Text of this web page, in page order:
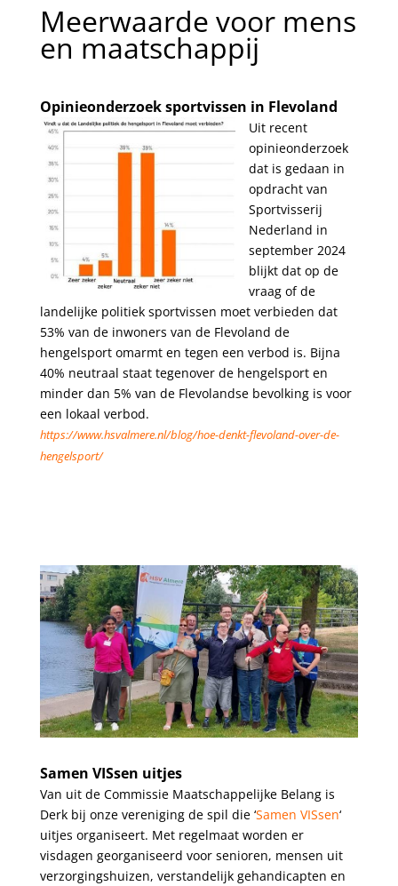
Meerwaarde voor mens
en maatschappij
Opinieonderzoek sportvissen in Flevoland
Uit recent
opinieonderzoek
dat is gedaan in
opdracht van
Sportvisserij
Nederland in
september 2024
blijkt dat op de
vraag of de
landelijke politiek sportvissen moet verbieden dat
53% van de inwoners van de Flevoland de
hengelsport omarmt en tegen een verbod is. Bijna
40% neutraal staat tegenover de hengelsport en
minder dan 5% van de Flevolandse bevolking is voor
een lokaal verbod.
https://www.hsvalmere.nl/blog/hoe-denkt-flevoland-over-de-
hengelsport/
Samen VISsen uitjes
Van uit de Commissie Maatschappelijke Belang is
Derk bij onze vereniging de spil die ‘Samen VISsen‘
uitjes organiseert. Met regelmaat worden er
visdagen georganiseerd voor senioren, mensen uit
verzorgingshuizen, verstandelijk gehandicapten en